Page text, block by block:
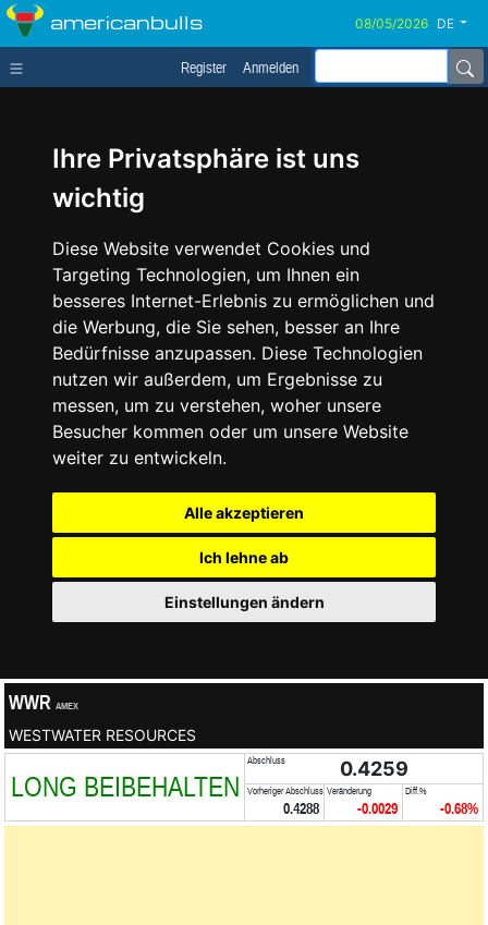
Ihre Privatsphäre ist uns
wichtig
Diese Website verwendet Cookies und
Targeting Technologien, um Ihnen ein
besseres Internet-Erlebnis zu ermöglichen und
die Werbung, die Sie sehen, besser an Ihre
Bedürfnisse anzupassen. Diese Technologien
nutzen wir außerdem, um Ergebnisse zu
messen, um zu verstehen, woher unsere
Besucher kommen oder um unsere Website
weiter zu entwickeln.
Alle akzeptieren
Ich lehne ab
Einstellungen ändern
americanbulls DE
Register Anmelden
WWR AMEX
WESTWATER RESOURCES
LONG BEIBEHALTEN
Abschluss 0.4259
Vorheriger Abschluss
0.4288
Veränderung
-0.0029
Diff.%
-0.68%